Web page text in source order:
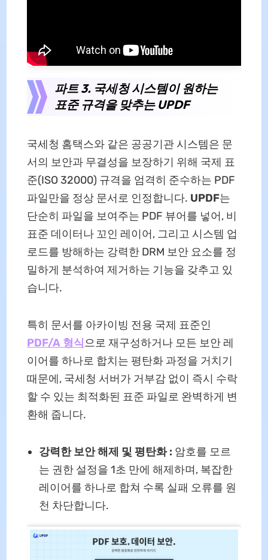
파트 3. 국세청 시스템이 원하는
표준 규격을 맞추는 UPDF
국세청 홈택스와 같은 공공기관 시스템은 문
서의 보안과 무결성을 보장하기 위해 국제 표
준(ISO 32000) 규격을 엄격히 준수하는 PDF
파일만을 정상 문서로 인정합니다. UPDF는
단순히 파일을 보여주는 PDF 뷰어를 넣어, 비
표준 데이터나 꼬인 레이어, 그리고 시스템 업
로드를 방해하는 강력한 DRM 보안 요소를 정
밀하게 분석하여 제거하는 기능을 갖추고 있
습니다.
특히 문서를 아카이빙 전용 국제 표준인
PDF/A 형식 으로 재구성하거나 모든 보안 레
이어를 하나로 합치는 평탄화 과정을 거치기
때문에, 국세청 서버가 거부감 없이 즉시 수락
할 수 있는 최적화된 표준 파일로 완벽하게 변
환해 줍니다.
강력한 보안 해제 및 평탄화 : 암호를 모르
는 권한 설정을 1초 만에 해제하며, 복잡한
레이어를 하나로 합쳐 수록 실패 오류를 원
천 차단합니다.